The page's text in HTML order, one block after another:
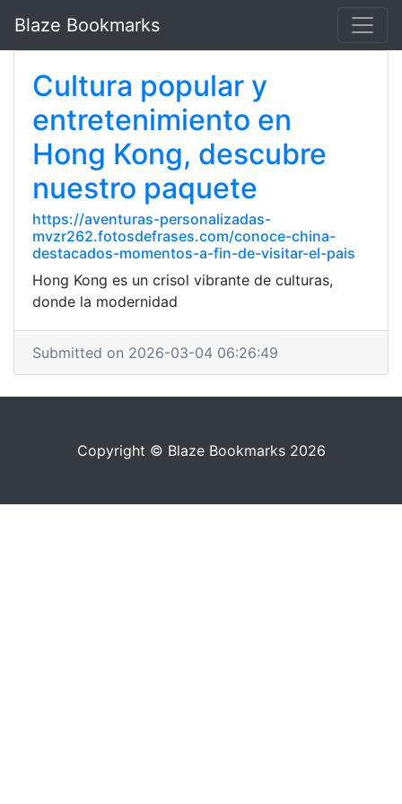
Blaze Bookmarks
Cultura popular y
entretenimiento en
Hong Kong, descubre
nuestro paquete
https://aventuras-personalizadas-
mvzr262.fotosdefrases.com/conoce-china-
destacados-momentos-a-fin-de-visitar-el-pais
Hong Kong es un crisol vibrante de culturas,
donde la modernidad
Submitted on 2026-03-04 06:26:49
Copyright © Blaze Bookmarks 2026